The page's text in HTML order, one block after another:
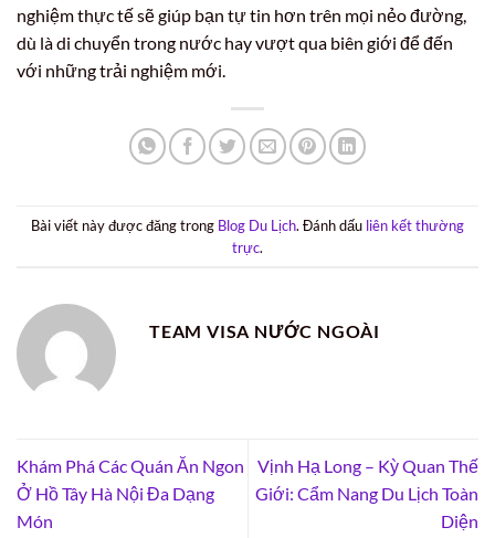
nghiệm thực tế sẽ giúp bạn tự tin hơn trên mọi nẻo đường,
dù là di chuyển trong nước hay vượt qua biên giới để đến
với những trải nghiệm mới.
Bài viết này được đăng trong Blog Du Lịch. Đánh dấu liên kết thường
trực.
TEAM VISA NƯỚC NGOÀI
Khám Phá Các Quán Ăn Ngon
Ở Hồ Tây Hà Nội Đa Dạng
Món
Vịnh Hạ Long – Kỳ Quan Thế
Giới: Cẩm Nang Du Lịch Toàn
Diện